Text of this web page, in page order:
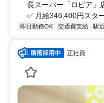
長スーパー「ロピア」
✅ 月給346,400円スタ
即日勤務OK 交通費支給 駅
正社員